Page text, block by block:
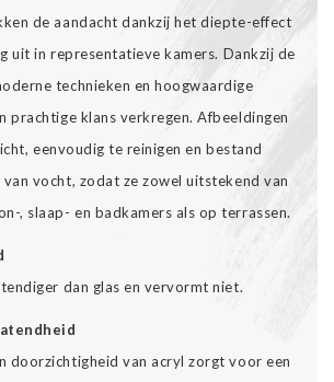
de aandacht dankzij het diepte-effect
uit in representatieve kamers. Dankzij de
technieken en hoogwaardige
prachtige klans verkregen. Afbeeldingen
eenvoudig te reinigen en bestand
vocht, zodat ze zowel uitstekend van
, slaap- en badkamers als op terrassen.
dan glas en vervormt niet.
doorzichtigheid van acryl zorgt voor een